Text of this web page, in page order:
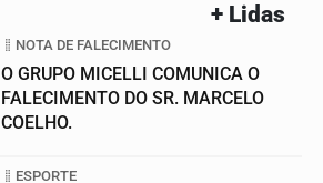
+ Lidas
NOTA DE FALECIMENTO
O GRUPO MICELLI COMUNICA O
FALECIMENTO DO SR. MARCELO
COELHO.
ESPORTE